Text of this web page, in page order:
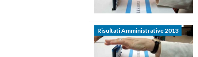
Risultati Amministrative 2013